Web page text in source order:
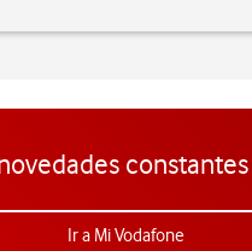
Ir a Mi Vodafone